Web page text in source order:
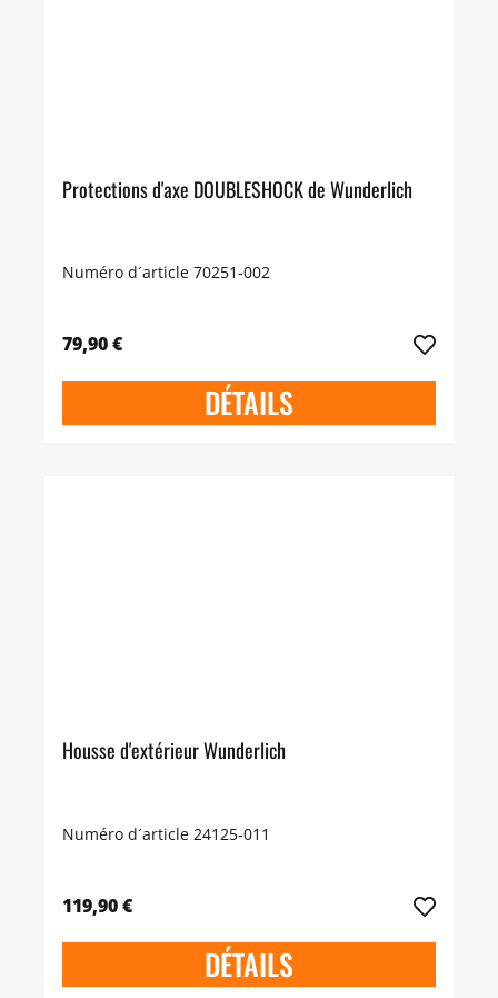
Protections d'axe DOUBLESHOCK de Wunderlich
Numéro d´article 70251-002
79,90 €
DÉTAILS
Housse d'extérieur Wunderlich
Numéro d´article 24125-011
119,90 €
DÉTAILS